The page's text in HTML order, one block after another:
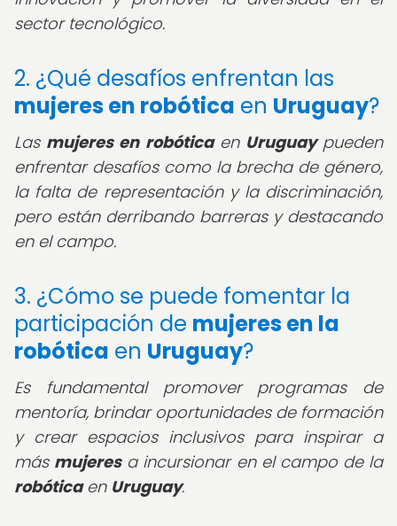
sector tecnológico.
2. ¿Qué desafíos enfrentan las
mujeres en robótica en Uruguay?
Las mujeres en robóticaen Uruguaypueden
enfrentar desafíos como la brecha de género,
la falta de representación y la discriminación,
pero están derribando barreras y destacando
en el campo.
3. ¿Cómo se puede fomentar la
participación de mujeres en la
robótica en Uruguay?
Es fundamental promover programas de
mentoría, brindar oportunidades de formación
y crear espacios inclusivos para inspirar a
más mujeresa incursionar en el campo de la
robóticaen Uruguay.